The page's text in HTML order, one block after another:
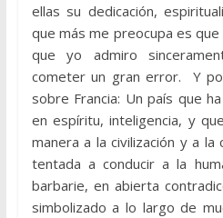
ellas su dedicación,
que más me preocupa es
que yo admiro
cometer un gran error. Y
sobre Francia: Un país que
en espíritu, inteligencia, y
manera a la civilización y a
tentada a conducir a la
barbarie, en abierta
simbolizado a lo largo de